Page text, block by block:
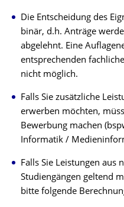
Die Entscheidung des
binär, d.h. Anträge
abgelehnt. Eine
entsprechenden
nicht möglich.
Falls Sie zusätzliche
erwerben möchten,
Bewerbung machen
Informatik /
Falls Sie Leistungen aus
Studiengängen geltend
bitte folgende